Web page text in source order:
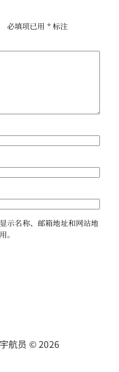
必填项已用 *标注
示名称、邮箱地址和网站地
。
航员 © 2026